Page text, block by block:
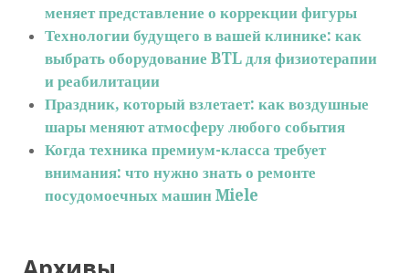
меняет представление о коррекции фигуры
Технологии будущего в вашей клинике: как
выбрать оборудование BTL для физиотерапии
и реабилитации
Праздник, который взлетает: как воздушные
шары меняют атмосферу любого события
Когда техника премиум-класса требует
внимания: что нужно знать о ремонте
посудомоечных машин Miele